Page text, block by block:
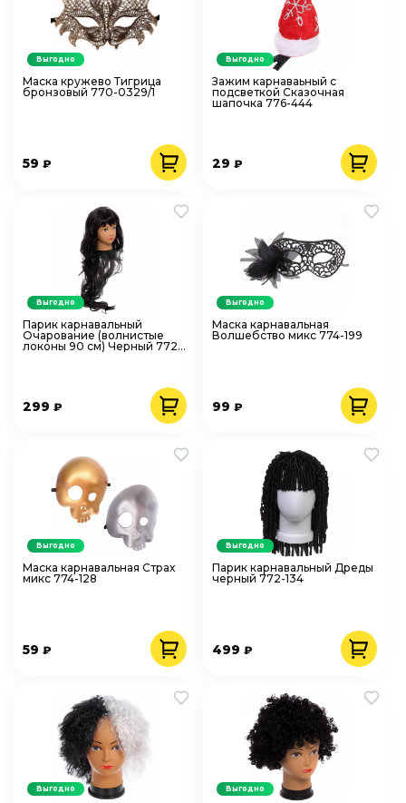
Маска кружево Тигрица
бронзовый 770-0329/1
59 ₽
Выгодно
Зажим карнаваьный с
подсветкой Сказочная
шапочка 776-444
29₽
Выгодно
Парик карнавальный
Очарование (волнистые
локоны 90 см) Черный 772-
299 ₽
Выгодно
Маска карнавальная
Волшебство микс 774-199
99₽
Выгодно
Маска карнавальная Страх
микс 774-128
59 ₽
Выгодно
Парик карнавальный Дреды
черный 772-134
499₽
Выгодно
Выгодно Выгодно